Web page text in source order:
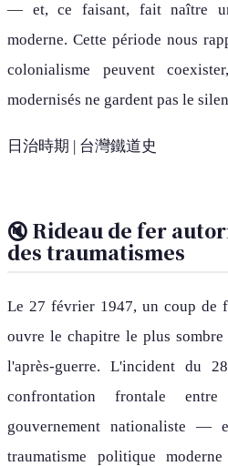
— et, ce faisant, fait naître
moderne. Cette période nous
colonialisme peuvent
modernisés ne gardent pas le
日治時期 | 台灣鐵道史
🔇 Rideau de fer
des traumatismes
Le 27 février 1947, un coup de
ouvre le chapitre le plus
l'après-guerre. L'incident du
confrontation frontale
gouvernement nationaliste
traumatisme politique